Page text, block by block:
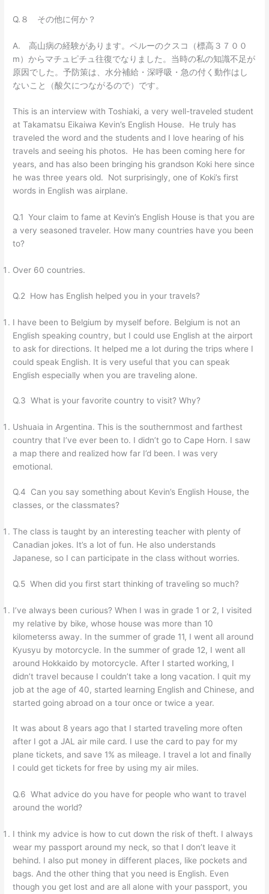
Q.８ その他に何か？
A. 高山病の経験があります。ペルーのクスコ（標高３７００
m）からマチュピチュ往復でなりました。当時の私の知識不足が
原因でした。予防策は、水分補給・深呼吸・急の付く動作はし
ないこと（酸欠につながるので）です。
This is an interview with Toshiaki, a very well-traveled student
at Takamatsu Eikaiwa Kevin’s English House. He truly has
traveled the word and the students and I love hearing of his
travels and seeing his photos. He has been coming here for
years, and has also been bringing his grandson Koki here since
he was three years old. Not surprisingly, one of Koki’s first
words in English was airplane.
Q.1 Your claim to fame at Kevin’s English House is that you are
a very seasoned traveler. How many countries have you been
to?
Over 60 countries.
Q.2 How has English helped you in your travels?
I have been to Belgium by myself before. Belgium is not an
English speaking country, but I could use English at the airport
to ask for directions. It helped me a lot during the trips where I
could speak English. It is very useful that you can speak
English especially when you are traveling alone.
Q.3 What is your favorite country to visit? Why?
Ushuaia in Argentina. This is the southernmost and farthest
country that I’ve ever been to. I didn’t go to Cape Horn. I saw
a map there and realized how far I’d been. I was very
emotional.
Q.4 Can you say something about Kevin’s English House, the
classes, or the classmates?
The class is taught by an interesting teacher with plenty of
Canadian jokes. It’s a lot of fun. He also understands
Japanese, so I can participate in the class without worries.
Q.5 When did you first start thinking of traveling so much?
I’ve always been curious? When I was in grade 1 or 2, I visited
my relative by bike, whose house was more than 10
kilometerss away. In the summer of grade 11, I went all around
Kyusyu by motorcycle. In the summer of grade 12, I went all
around Hokkaido by motorcycle. After I started working, I
didn’t travel because I couldn’t take a long vacation. I quit my
job at the age of 40, started learning English and Chinese, and
started going abroad on a tour once or twice a year.
It was about 8 years ago that I started traveling more often
after I got a JAL air mile card. I use the card to pay for my
plane tickets, and save 1% as mileage. I travel a lot and finally
I could get tickets for free by using my air miles.
Q.6 What advice do you have for people who want to travel
around the world?
I think my advice is how to cut down the risk of theft. I always
wear my passport around my neck, so that I don’t leave it
behind. I also put money in different places, like pockets and
bags. And the other thing that you need is English. Even
though you get lost and are all alone with your passport, you